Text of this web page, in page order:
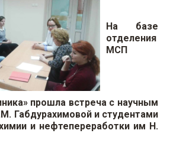
На базе
отделения
МСП
прошла встреча с научным
Габдурахимовой и студентами
и нефтепереработки им Н.